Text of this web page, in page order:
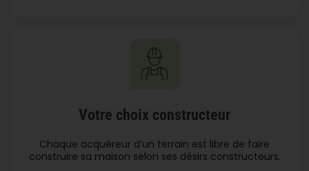
Votre choix constructeur
Chaque acquéreur d’un terrain est libre de faire
construire sa maison selon ses désirs constructeurs.